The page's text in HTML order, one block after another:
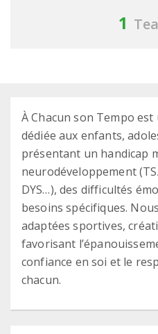
1
À Chacun son Tempo
dédiée aux enfants,
présentant un handicap
neurodéveloppement
DYS…), des difficultés
besoins spécifiques.
adaptées sportives,
favorisant
confiance en soi et le
chacun.